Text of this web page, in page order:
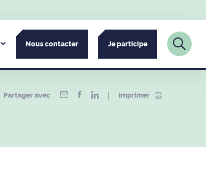
Nous contacter Je participe
Partager avec Imprimer